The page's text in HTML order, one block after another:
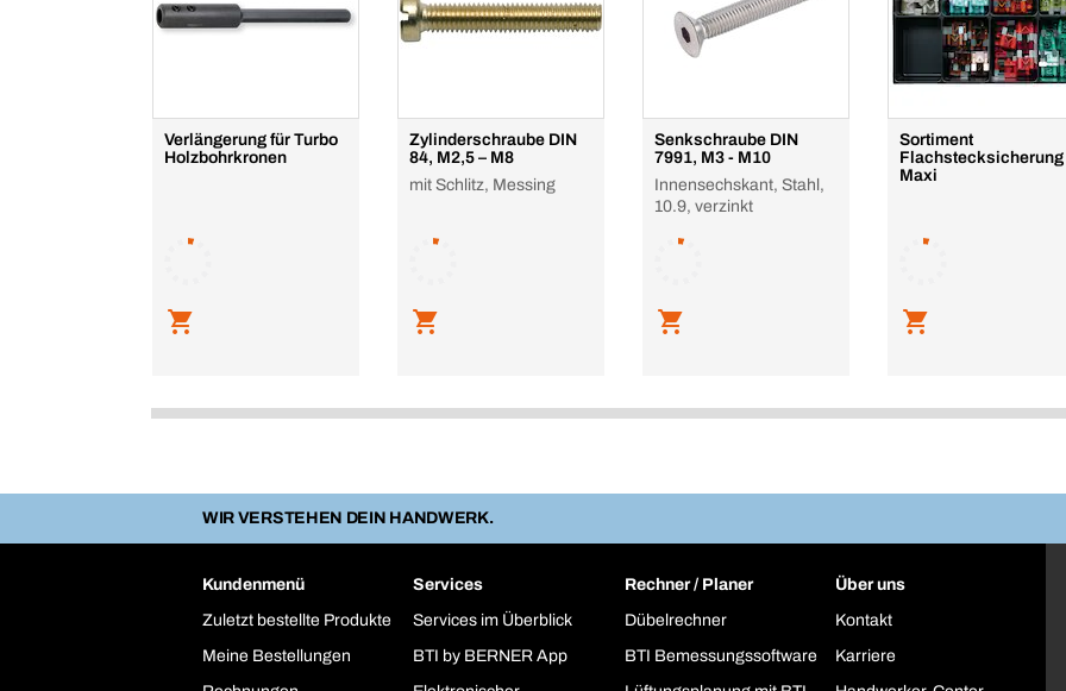
Verlängerung für Turbo
Holzbohrkronen
Zylinderschraube DIN
84, M2,5 – M8
mit Schlitz, Messing
Senkschraube DIN
7991, M3 - M10
Innensechskant, Stahl,
10.9, verzinkt
Sortiment
Flachstecksicherung
Maxi
WIR VERSTEHEN DEIN HANDWERK.
Kundenmenü
Zuletzt bestellte Produkte
Meine Bestellungen
Services
Services im Überblick
BTI by BERNER App
Rechner / Planer
Dübelrechner
BTI Bemessungssoftware
Über uns
Kontakt
Karriere